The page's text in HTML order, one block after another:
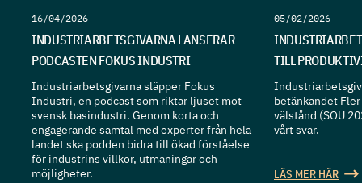
16/04/2026
INDUSTRIARBETSGIVARNA LANSERAR
PODCASTEN FOKUS INDUSTRI
Industriarbetsgivarna släpper Fokus
Industri, en podcast som riktar ljuset mot
svensk basindustri. Genom korta och
engagerande samtal med experter från hela
landet ska podden bidra till ökad förståelse
för industrins villkor, utmaningar och
möjligheter.
05/02/2026
TILL
betänkandet
välstånd (SOU
vårt svar.
LÄS MER HÄR